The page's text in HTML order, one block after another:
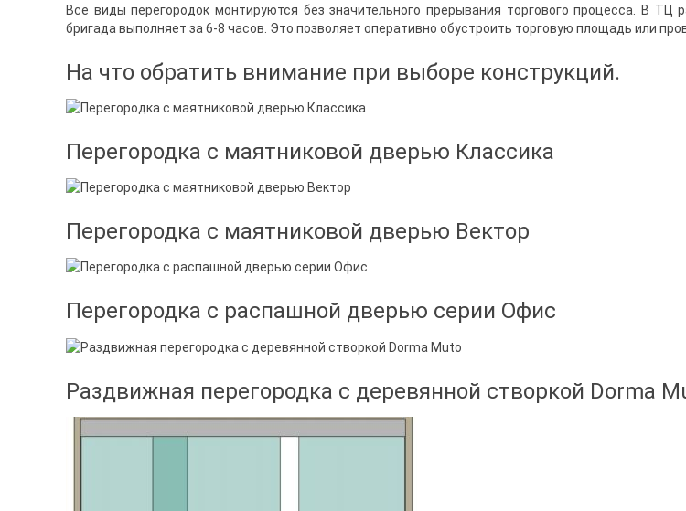
Все виды перегородок монтируются без значительного прерывания торгового процесса. В
бригада выполняет за 6-8 часов. Это позволяет оперативно обустроить торговую площадь или
На что обратить внимание при выборе конструкций.
Перегородка с маятниковой дверью Классика
Перегородка с маятниковой дверью Вектор
Перегородка с распашной дверью серии Офис
Раздвижная перегородка с деревянной створкой Dorma